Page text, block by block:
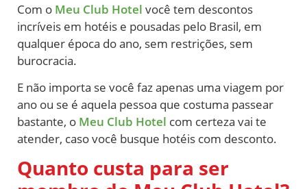
Com o Meu Club Hotel você tem descontos
incríveis em hotéis e pousadas pelo Brasil, em
qualquer época do ano, sem restrições, sem
burocracia.
E não importa se você faz apenas uma viagem por
ano ou se é aquela pessoa que costuma passear
bastante, o Meu Club Hotel com certeza vai te
atender, caso você busque hotéis com desconto.
Quanto custa para ser